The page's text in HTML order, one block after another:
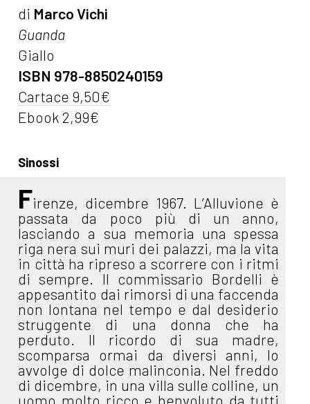
di Marco Vichi
Guanda
Giallo
ISBN 978-8850240159
Cartace 9,50€
Ebook 2,99€
Sinossi
Firenze, dicembre 1967. L’Alluvione è
passata da poco più di un anno,
lasciando a sua memoria una spessa
riga nera sui muri dei palazzi, ma la vita
in città ha ripreso a scorrere con i ritmi
di sempre. Il commissario Bordelli è
appesantito dai rimorsi di una faccenda
non lontana nel tempo e dal desiderio
struggente di una donna che ha
perduto. Il ricordo di sua madre,
scomparsa ormai da diversi anni, lo
avvolge di dolce malinconia. Nel freddo
di dicembre, in una villa sulle colline, un
uomo molto ricco e benvoluto da tutti